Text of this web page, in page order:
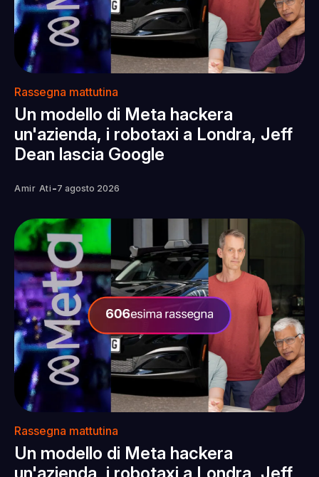
Rassegna mattutina
Un modello di Meta hackera
un'azienda, i robotaxi a Londra, Jeff
Dean lascia Google
Amir Ati -7 agosto 2026
Rassegna mattutina
Un modello di Meta hackera